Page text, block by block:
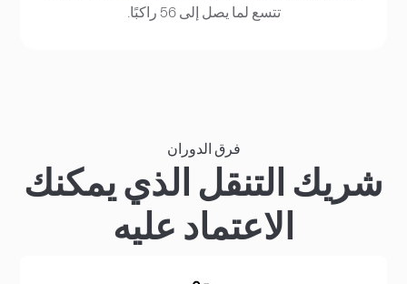
تتسع لما يصل إلى 56 راكبًا.
فرق الدوران
شريك التنقل الذي يمكنك
الاعتماد عليه